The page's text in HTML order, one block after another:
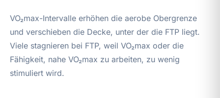
VO₂max-Intervalle erhöhen die aerobe Obergrenze
und verschieben die Decke, unter der die FTP liegt.
Viele stagnieren bei FTP, weil VO₂max oder die
Fähigkeit, nahe VO₂max zu arbeiten, zu wenig
stimuliert wird.